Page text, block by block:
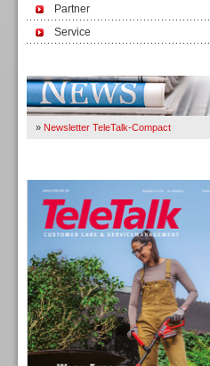
Partner
Service
» Newsletter TeleTalk-Compact